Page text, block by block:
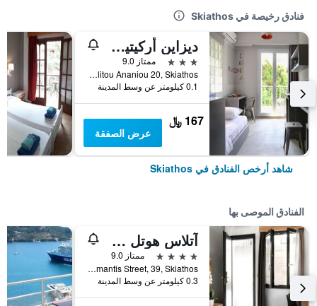
فنادق رخيصة في Skiathos
ديزاين أركيتيكتونيكا
3 نجوم
ممتاز 9.0
Mitropolitou Ananiou 20, Skiathos, اليونان
0.1 كيلومتر عن وسط المدينة
167 ﷼
عرض الصفقة
شاهد أرخص الفنادق في Skiathos
الفنادق الموصى بها
آتلاس هوتل سكياتوس
4 نجوم
ممتاز 9.0
Papadiamantis Street, 39, Skiathos, اليونان
0.3 كيلومتر عن وسط المدينة